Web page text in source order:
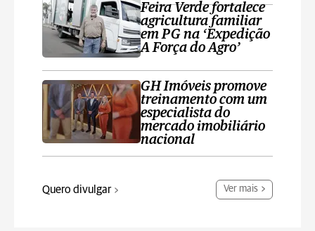
Feira Verde fortalece
agricultura familiar
em PG na ‘Expedição
A Força do Agro’
GH Imóveis promove
treinamento com um
especialista do
mercado imobiliário
nacional
Quero divulgar Ver mais